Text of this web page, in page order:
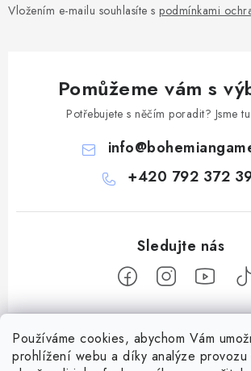
Používáme cookies, abychom Vám
prohlížení webu a díky analýze provozu
Vložením e-mailu souhlasíte s podmínkami
Pomůžeme vám s
Potřebujete s něčím poradit? Jsme
info@
+420 792 372
Z
Informace pro vás